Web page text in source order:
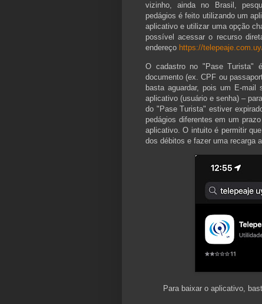
vizinho, ainda no Brasil,
pedágios é feito utilizando um
aplicativo e utilizar uma opção
possível acessar o recurso
endereço https://
O cadastro no "Pase Turista"
documento (ex. CPF ou
basta aguardar, pois um E-mail
aplicativo (usuário e senha) –
do "Pase Turista" estiver
pedágios diferentes em um
aplicativo. O intuito é permitir
dos débitos e fazer uma recarga
Para baixar o aplicativo,